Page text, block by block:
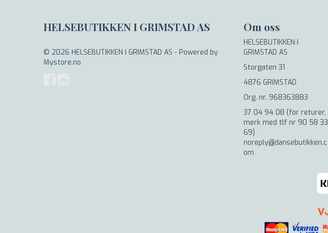
HELSEBUTIKKEN I GRIMSTAD AS
© 2026 HELSEBUTIKKEN I GRIMSTAD AS - Powered by
Mystore.no
Om oss
HELSEBUTIKKEN I
GRIMSTAD AS
Storgaten 31
4876 GRIMSTAD
Org. nr. 968363883
37 04 94 08 (for returer,
merk med tlf nr 90 58 33
69)
noreply@dansebutikken.c
om